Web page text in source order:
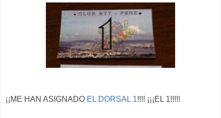
¡¡ME HAN ASIGNADO EL DORSAL 1!!!! ¡¡¡EL 1!!!!!